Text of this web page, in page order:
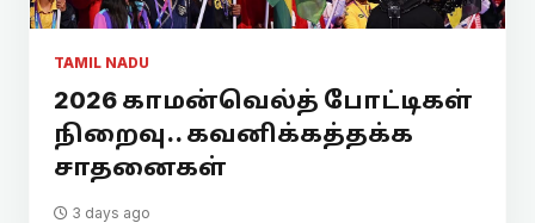
TAMIL NADU
2026 காமன்வெல்த் போட்டிகள்
நிறைவு.. கவனிக்கத்தக்க
சாதனைகள்
3 days ago